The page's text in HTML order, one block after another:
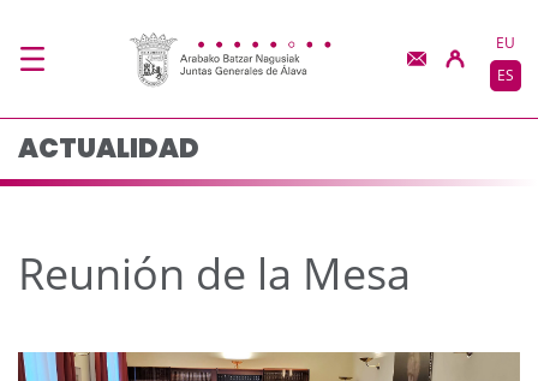
Reunión de la Mesa -
EU
ES
ACTUALIDAD
Reunión de la Mesa